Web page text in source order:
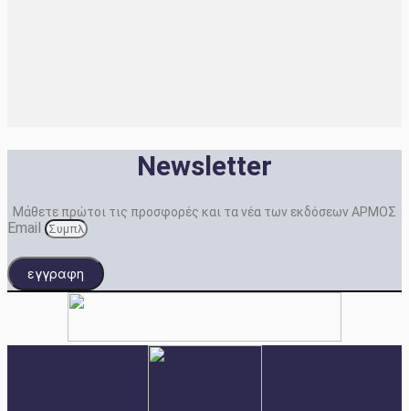
Newsletter
Μάθετε πρώτοι τις προσφορές και τα νέα των εκδόσεων ΑΡΜΟΣ
Email
εγγραφη